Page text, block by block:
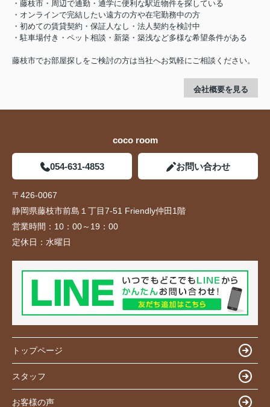
・藤枝市・周辺で通勤・通学に便利な駅近物件を探している
・オンラインで完結したい遠方の方や在宅勤務中の方
・初めての賃貸契約・保証人なし・法人契約を検討中
・駐車場付き・ペット相談・新築・築浅など多様な希望条件がある
藤枝市でお部屋探しをご検討の方は当社へお気軽にご相談ください。
会社概要を見る
coco room
054-631-4853 お問い合わせ
〒426-0067
静岡県藤枝市前島１丁目7-51 Friendly仲田1階
営業時間： 10：00～19：00
定休日： 水曜日
トップページ
スタッフ
お客様の声